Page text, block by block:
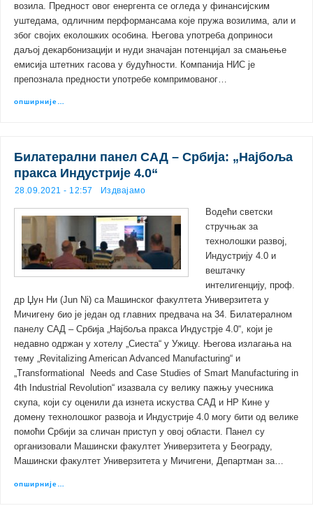
возила. Предност овог енергента се огледа у финансијским
уштедама, одличним перформансама које пружа возилима, али и
због својих еколошких особина. Његова употреба доприноси
даљој декарбонизацији и нуди значајан потенцијал за смањење
емисија штетних гасова у будућности. Компанија НИС je
препознала предности употребе компримованог…
опширније…
Билатерални панел САД – Србија: „Најбоља
пракса Индустрије 4.0“
28.09.2021 - 12:57 Издвајамо
Водећи светски
стручњак за
технолошки развој,
Индустрију 4.0 и
вештачку
интелигенцију, проф.
др Џун Ни (Jun Ni) са Машинског факултета Универзитета у
Мичигену био је један од главних предвача на 34. Билатералном
панелу САД – Србија „Најбоља пракса Индустрје 4.0“, који је
недавно одржан у хотелу „Сиеста“ у Ужицу. Његова излагања на
тему „Revitalizing American Advanced Manufacturing“ и
„Transformational Needs and Case Studies of Smart Manufacturing in
4th Industrial Revolution“ изазвала су велику пажњу учесника
скупа, који су оценили да изнета искуства САД и НР Кине у
домену технолошког развоја и Индустрије 4.0 могу бити од велике
помоћи Србији за сличан приступ у овој области. Панел су
организовали Машински факултет Универзитета у Београду,
Машински факултет Универзитета у Мичигени, Департман за…
опширније…